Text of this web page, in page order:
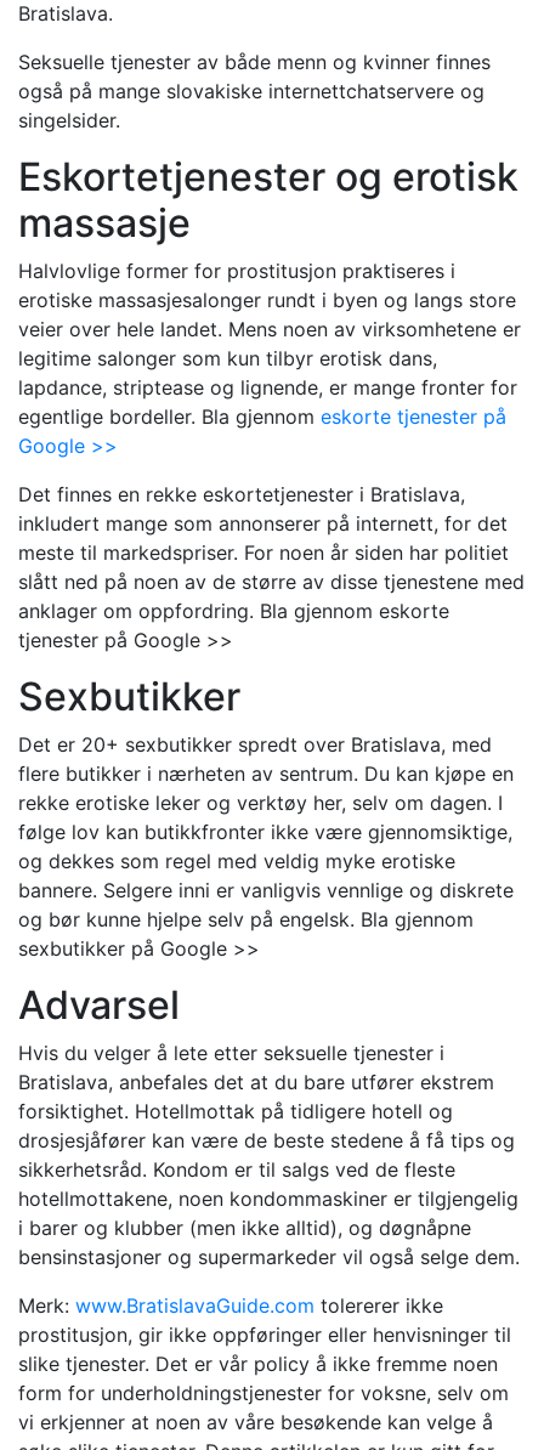
Bratislava.
Seksuelle tjenester av både menn og kvinner finnes
også på mange slovakiske internettchatservere og
singelsider.
Eskortetjenester og erotisk
massasje
Halvlovlige former for prostitusjon praktiseres i
erotiske massasjesalonger rundt i byen og langs store
veier over hele landet. Mens noen av virksomhetene er
legitime salonger som kun tilbyr erotisk dans,
lapdance, striptease og lignende, er mange fronter for
egentlige bordeller. Bla gjennom eskorte tjenester på
Google >>
Det finnes en rekke eskortetjenester i Bratislava,
inkludert mange som annonserer på internett, for det
meste til markedspriser. For noen år siden har politiet
slått ned på noen av de større av disse tjenestene med
anklager om oppfordring. Bla gjennom eskorte
tjenester på Google >>
Sexbutikker
Det er 20+ sexbutikker spredt over Bratislava, med
flere butikker i nærheten av sentrum. Du kan kjøpe en
rekke erotiske leker og verktøy her, selv om dagen. I
følge lov kan butikkfronter ikke være gjennomsiktige,
og dekkes som regel med veldig myke erotiske
bannere. Selgere inni er vanligvis vennlige og diskrete
og bør kunne hjelpe selv på engelsk. Bla gjennom
sexbutikker på Google >>
Advarsel
Hvis du velger å lete etter seksuelle tjenester i
Bratislava, anbefales det at du bare utfører ekstrem
forsiktighet. Hotellmottak på tidligere hotell og
drosjesjåfører kan være de beste stedene å få tips og
sikkerhetsråd. Kondom er til salgs ved de fleste
hotellmottakene, noen kondommaskiner er tilgjengelig
i barer og klubber (men ikke alltid), og døgnåpne
bensinstasjoner og supermarkeder vil også selge dem.
Merk: www.BratislavaGuide.com tolererer ikke
prostitusjon, gir ikke oppføringer eller henvisninger til
slike tjenester. Det er vår policy å ikke fremme noen
form for underholdningstjenester for voksne, selv om
vi erkjenner at noen av våre besøkende kan velge å